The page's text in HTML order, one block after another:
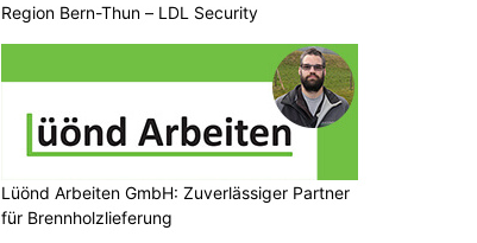
Region Bern-Thun – LDL Security
Lüönd Arbeiten GmbH: Zuverlässiger Partner
für Brennholzlieferung